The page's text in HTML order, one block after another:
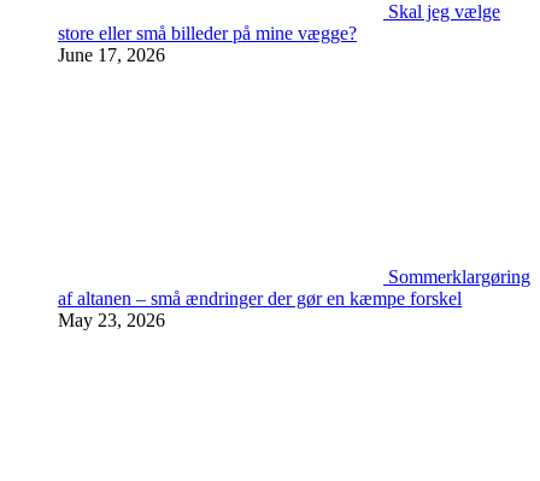
Skal jeg vælge
store eller små billeder på mine vægge?
June 17, 2026
Sommerklargøring
af altanen – små ændringer der gør en kæmpe forskel
May 23, 2026